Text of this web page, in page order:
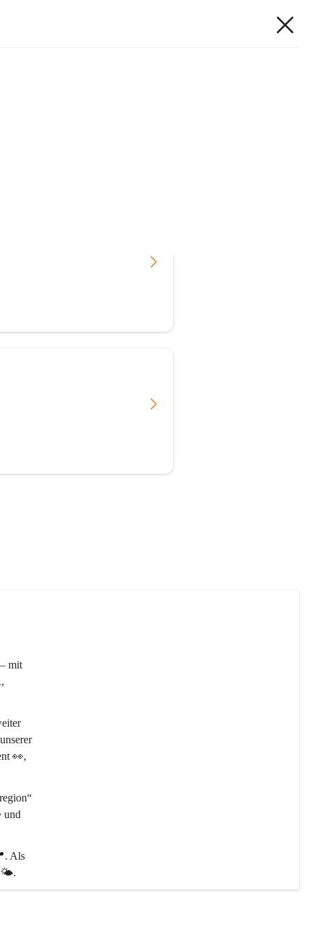
mit
,
👀,
und
. Als